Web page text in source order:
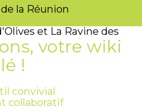
la Réunion
et La Ravine des
votre wiki
!
convivial
collaboratif